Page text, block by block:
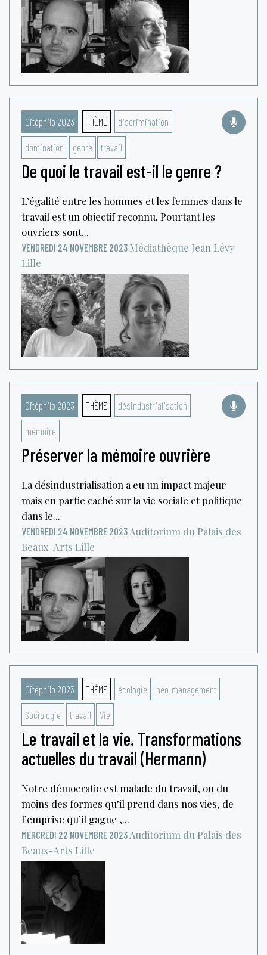
Citéphilo 2023 THÈME discrimination
domination genre travail
De quoi le travail est-il le genre ?
L’égalité entre les hommes et les femmes dans le
travail est un objectif reconnu. Pourtant les
ouvriers sont...
VENDREDI 24 NOVEMBRE 2023 Médiathèque Jean Lévy
Lille
Citéphilo 2023 THÈME désindustrialisation
mémoire
Préserver la mémoire ouvrière
La désindustrialisation a eu un impact majeur
mais en partie caché sur la vie sociale et politique
dans le...
VENDREDI 24 NOVEMBRE 2023 Auditorium du Palais des
Beaux-Arts Lille
Citéphilo 2023 THÈME écologie néo-management
Sociologie travail Vie
Le travail et la vie. Transformations
actuelles du travail (Hermann)
Notre démocratie est malade du travail, ou du
moins des formes qu’il prend dans nos vies, de
l’emprise qu’il gagne ,...
MERCREDI 22 NOVEMBRE 2023 Auditorium du Palais des
Beaux-Arts Lille